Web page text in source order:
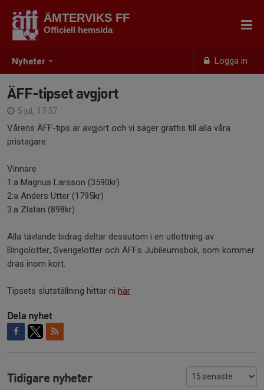
Nyheter Logga in
ÄMTERVIKS FF
Officiell hemsida
ÄFF-tipset avgjort
5 jul, 17:57
Vårens ÄFF-tips är avgjort och vi säger grattis till alla våra
pristagare.
Vinnare
1:a Magnus Larsson (3590kr)
2:a Anders Utter (1795kr)
3:a Zlatan (898kr)
Alla tävlande bidrag deltar dessutom i en utlottning av
Bingolotter, Sverigelotter och ÄFFs Jubileumsbok, som kommer
dras inom kort.
Tipsets slutställning hittar ni här
Dela nyhet
Tidigare nyheter